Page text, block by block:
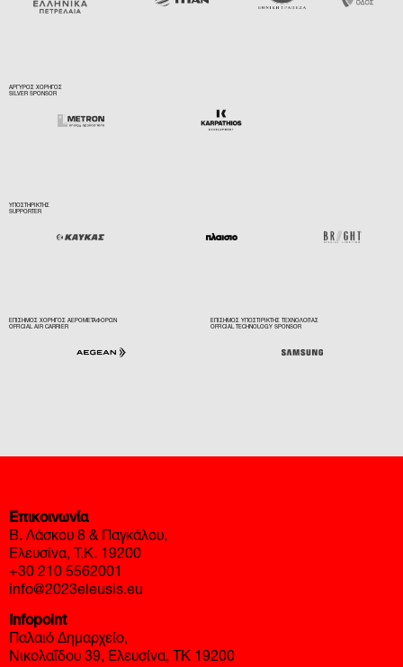
ΑΡΓΥΡΟΣ ΧΟΡΗΓΟΣ
SILVER SPONSOR
ΥΠΟΣΤΗΡΙΚΤΗΣ
SUPPORTER
ΕΠΙΣΗΜΟΣ ΧΟΡΗΓΟΣ ΑΕΡΟΜΕΤΑΦΟΡΩΝ
OFFICIAL AIR CARRIER
ΕΠΙΣΗΜΟΣ ΥΠΟΣΤΙΡΙΚΤΗΣ ΤΕΧΝΟΛΟΓΙΑΣ
OFFICIAL TECHNOLOGY SPONSOR
Επικοινωνία
Β. Λάσκου 8 & Παγκάλου,
Ελευσίνα, Τ.Κ. 19200
+30 210 5562001
info@2023eleusis.eu
Infopoint
Παλαιό Δημαρχείο,
Νικολαΐδου 39, Ελευσίνα, ΤΚ 19200